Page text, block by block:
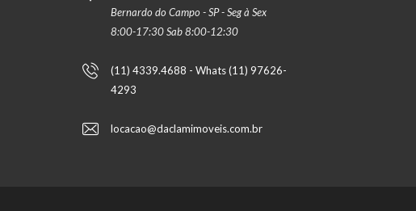
Bernardo do Campo - SP - Seg à Sex
8:00-17:30 Sab 8:00-12:30
(11) 4339.4688 - Whats (11) 97626-
4293
locacao@daclamimoveis.com.br